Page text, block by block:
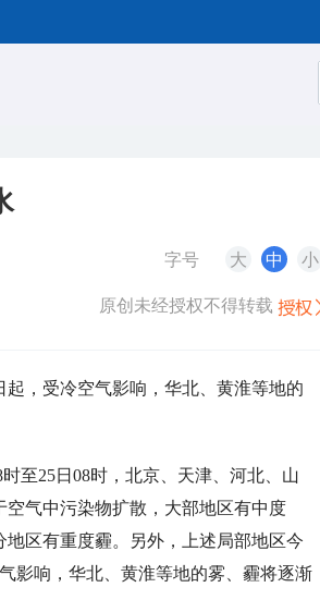
字号 大 中 小
原创未经授权不得转载
，受冷空气影响，华北、黄淮等地的
至25日08时，北京、天津、河北、山
气中污染物扩散，大部地区有中度
区有重度霾。另外，上述局部地区今
影响，华北、黄淮等地的雾、霾将逐渐